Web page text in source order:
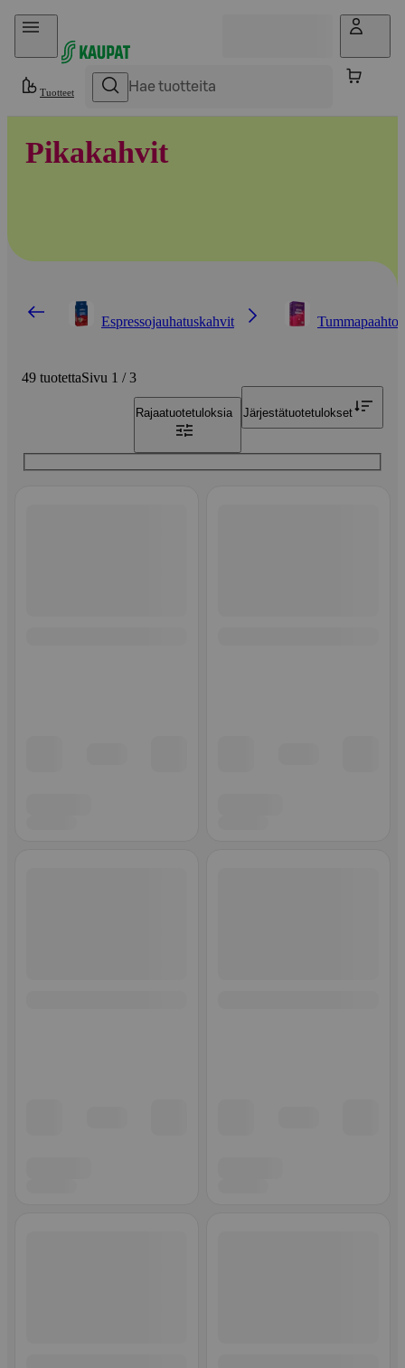
Hyppää sisältöön
Tuotteet
Pikakahvit
Espressojauhatuskahvit
49 tuotettaSivu 1 / 3
Rajaatuotetuloksia Järjestätuotetulokset